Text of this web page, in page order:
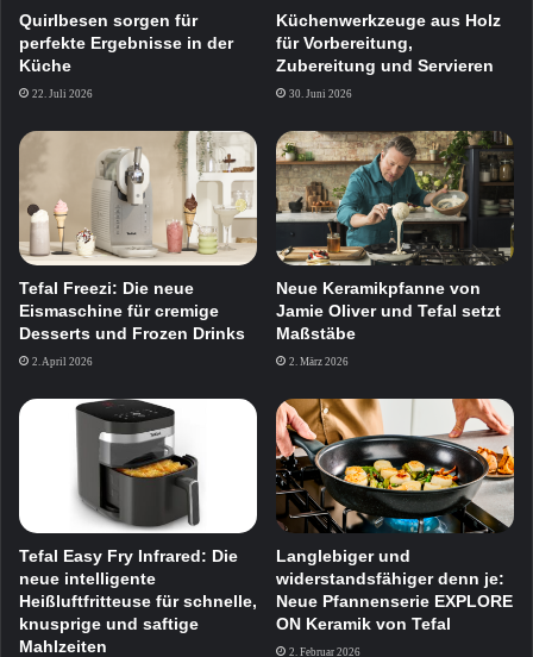
Quirlbesen sorgen für
perfekte Ergebnisse in der
Küche
22. Juli 2026
Küchenwerkzeuge aus Holz
für Vorbereitung,
Zubereitung und Servieren
30. Juni 2026
Tefal Freezi: Die neue
Eismaschine für cremige
Desserts und Frozen Drinks
2. April 2026
Neue Keramikpfanne von
Jamie Oliver und Tefal setzt
Maßstäbe
2. März 2026
Tefal Easy Fry Infrared: Die
neue intelligente
Heißluftfritteuse für schnelle,
knusprige und saftige
Mahlzeiten
Langlebiger und
widerstandsfähiger denn je:
Neue Pfannenserie EXPLORE
ON Keramik von Tefal
2. Februar 2026